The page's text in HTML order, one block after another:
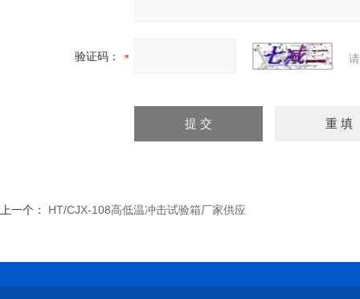
验证码：
上一个： HT/CJX-108高低温冲击试验箱厂家供应